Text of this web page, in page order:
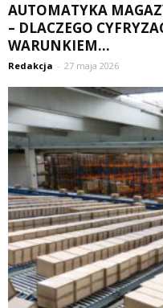
AUTOMATYKA
– DLACZEGO
WARUNKIEM...
Redakcja - 27 maja 2026